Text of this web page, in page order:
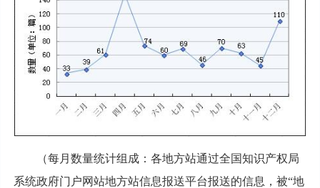
（每月数量统计组成：各地方站通过全国知识产权局
系统政府门户网站地方站信息报送平台报送的信息，被“地